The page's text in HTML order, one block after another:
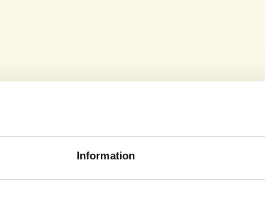
Information